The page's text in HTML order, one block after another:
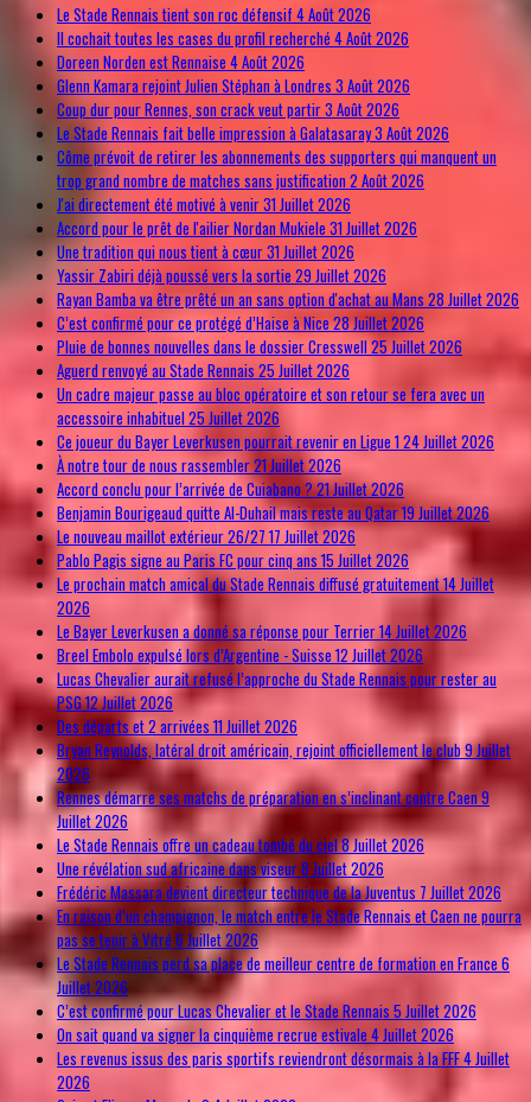
Le Stade Rennais tient son roc défensif 4 Août 2026
Il cochait toutes les cases du profil recherché 4 Août 2026
Doreen Norden est Rennaise 4 Août 2026
Glenn Kamara rejoint Julien Stéphan à Londres 3 Août 2026
Coup dur pour Rennes, son crack veut partir3 Août 2026
Le Stade Rennais fait belle impression à Galatasaray3 Août 2026
Côme prévoit de retirer les abonnements des supporters qui manquent un
trop grand nombre de matches sans justification2 Août 2026
J'ai directement été motivé à venir31 Juillet 2026
Accord pour le prêt de l'ailier Nordan Mukiele31 Juillet 2026
Une tradition qui nous tient à cœur31 Juillet 2026
Yassir Zabiri déjà poussé vers la sortie29 Juillet 2026
Rayan Bamba va être prêté un an sans option d'achat au Mans 28 Juillet 2026
C’est confirmé pour ce protégé d’Haise à Nice28 Juillet 2026
Pluie de bonnes nouvelles dans le dossier Cresswell25 Juillet 2026
Aguerd renvoyé au Stade Rennais 25 Juillet 2026
Un cadre majeur passe au bloc opératoire et son retour se fera avec un
accessoire inhabituel25 Juillet 2026
Ce joueur du Bayer Leverkusen pourrait revenir en Ligue 124 Juillet 2026
À notre tour de nous rassembler21 Juillet 2026
Accord conclu pour l’arrivée de Cuiabano ?21 Juillet 2026
Benjamin Bourigeaud quitte Al-Duhail mais reste au Qatar19 Juillet 2026
Le nouveau maillot extérieur 26/27 17 Juillet 2026
Pablo Pagis signe au Paris FC pour cinq ans 15 Juillet 2026
Le prochain match amical du Stade Rennais diffusé gratuitement14 Juillet
2026
Le Bayer Leverkusen a donné sa réponse pour Terrier14 Juillet 2026
Breel Embolo expulsé lors d’Argentine - Suisse12 Juillet 2026
Lucas Chevalier aurait refusé l’approche du Stade Rennais pour rester au
PSG12 Juillet 2026
Des départs et 2 arrivées11 Juillet 2026
Bryan Reynolds, latéral droit américain, rejoint officiellement le club9 Juillet
2026
Rennes démarre ses matchs de préparation en s’inclinant contre Caen9
Juillet 2026
Le Stade Rennais offre un cadeau tombé du ciel8 Juillet 2026
Une révélation sud africaine dans viseur8 Juillet 2026
Frédéric Massara devient directeur technique de la Juventus 7 Juillet 2026
En raison d’un champignon, le match entre le Stade Rennais et Caen ne pourra
pas se tenir à Vitré 6 Juillet 2026
Le Stade Rennais perd sa place de meilleur centre de formation en France 6
Juillet 2026
C’est confirmé pour Lucas Chevalier et le Stade Rennais 5 Juillet 2026
On sait quand va signer la cinquième recrue estivale 4 Juillet 2026
Les revenus issus des paris sportifs reviendront désormais à la FFF4 Juillet
2026